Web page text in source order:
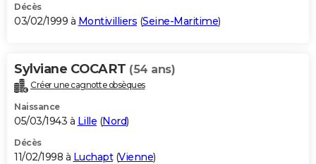
Décès
03/02/1999 à Montivilliers (Seine-Maritime)
Sylviane COCART (54 ans)
Créer une cagnotte obsèques
Naissance
05/03/1943 à Lille (Nord)
Décès
11/02/1998 à Luchapt(Vienne)